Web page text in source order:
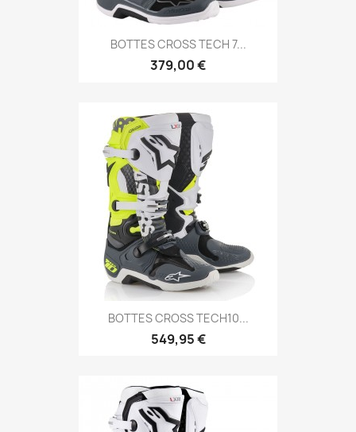
BOTTES CROSS TECH 7...
379,00 €
BOTTES CROSS TECH10...
549,95 €